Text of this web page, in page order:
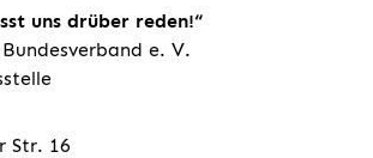
uns drüber reden!“
e. V.
Str. 16